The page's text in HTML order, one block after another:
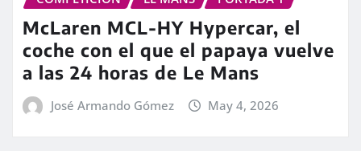
McLaren MCL-HY Hypercar, el
coche con el que el papaya vuelve
a las 24 horas de Le Mans
José Armando Gómez May 4, 2026